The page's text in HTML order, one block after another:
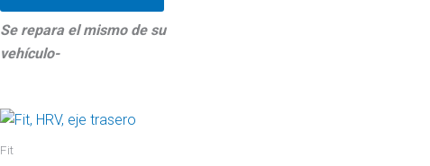
Se repara el mismo de su
vehículo-
Fit